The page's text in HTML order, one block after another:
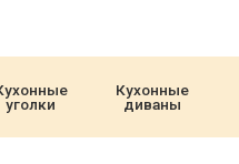
уголки
Кухонные
диваны